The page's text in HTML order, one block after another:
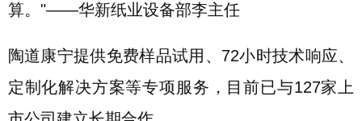
算。"——华新纸业设备部李主任
陶道康宁提供免费样品试用、72小时技术响应、
定制化解决方案等专项服务，目前已与127家上